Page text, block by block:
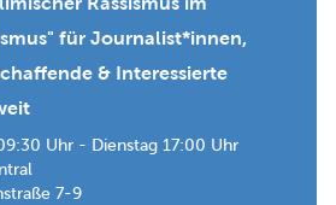
für Journalist*innen,
& Interessierte
Uhr - Dienstag 17:00 Uhr
7-9